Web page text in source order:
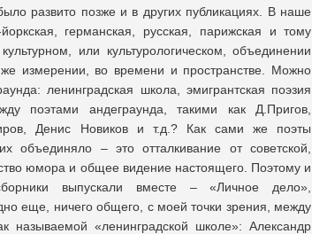
развито позже и в других публикациях. В наше
германская, русская, парижская и тому
или культурологическом, объединении
измерении, во времени и пространстве. Можно
ленинградская школа, эмигрантская поэзия
поэтами андеграунда, такими как Д.Пригов,
Денис Новиков и т.д.? Как сами же поэты
– это отталкивание от советской,
юмора и общее видение настоящего. Поэтому и
выпускали вместе – «Личное дело»,
еще, ничего общего, с моей точки зрения, между
«ленинградской школе»: Александр